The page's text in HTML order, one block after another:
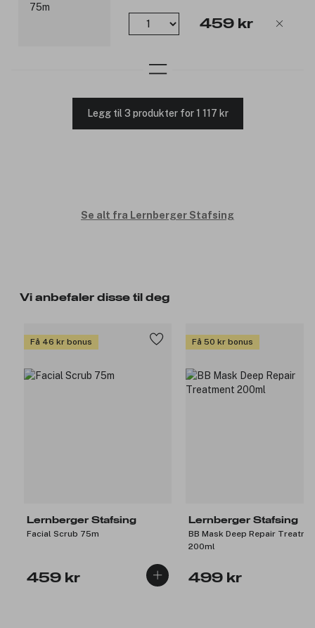
459 kr
Legg til 3 produkter for 1 117 kr
Se alt fra Lernberger Stafsing
Vi anbefaler disse til deg
Få 46 kr bonus
Lernberger Stafsing
Facial Scrub 75m
459 kr
Få 50 kr bonus
Lernberger Stafsing
BB Mask Deep Repair
200ml
499 kr